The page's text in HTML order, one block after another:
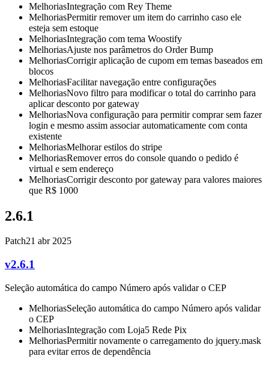
MelhoriasIntegração com Rey Theme
MelhoriasPermitir remover um item do carrinho caso ele
esteja sem estoque
MelhoriasIntegração com tema Woostify
MelhoriasAjuste nos parâmetros do Order Bump
MelhoriasCorrigir aplicação de cupom em temas baseados em
blocos
MelhoriasFacilitar navegação entre configurações
MelhoriasNovo filtro para modificar o total do carrinho para
aplicar desconto por gateway
MelhoriasNova configuração para permitir comprar sem fazer
login e mesmo assim associar automaticamente com conta
existente
MelhoriasMelhorar estilos do stripe
MelhoriasRemover erros do console quando o pedido é
virtual e sem endereço
MelhoriasCorrigir desconto por gateway para valores maiores
que R$ 1000
2.6.1
Patch21 abr 2025
v2.6.1
Seleção automática do campo Número após validar o CEP
MelhoriasSeleção automática do campo Número após validar
o CEP
MelhoriasIntegração com Loja5 Rede Pix
MelhoriasPermitir novamente o carregamento do jquery.mask
para evitar erros de dependência